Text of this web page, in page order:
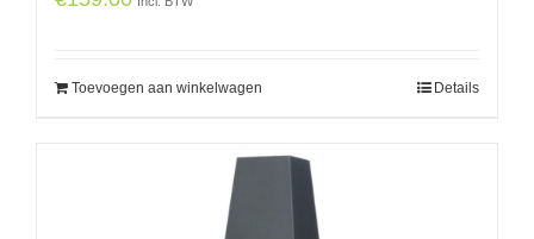
Toevoegen aan winkelwagen Details